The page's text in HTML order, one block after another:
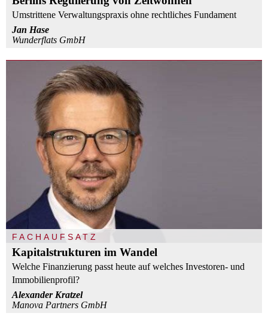
Umstrittene Verwaltungspraxis ohne rechtliches Fundament
Jan Hase
Wunderflats GmbH
FACHAUFSATZ
Kapitalstrukturen im Wandel
Welche Finanzierung passt heute auf welches Investoren- und
Immobilienprofil?
Alexander Kratzel
Manova Partners GmbH